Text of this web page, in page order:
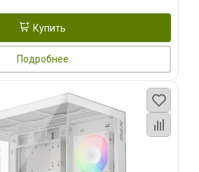
Купить
Подробнее